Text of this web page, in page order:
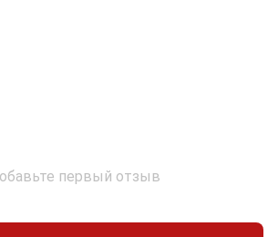
первый отзыв